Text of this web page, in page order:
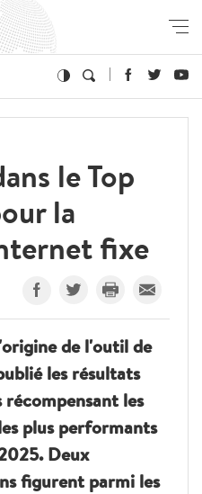
le Top
la
fixe
de l'outil de
les résultats
récompensant les
plus performants
Deux
figurent parmi les